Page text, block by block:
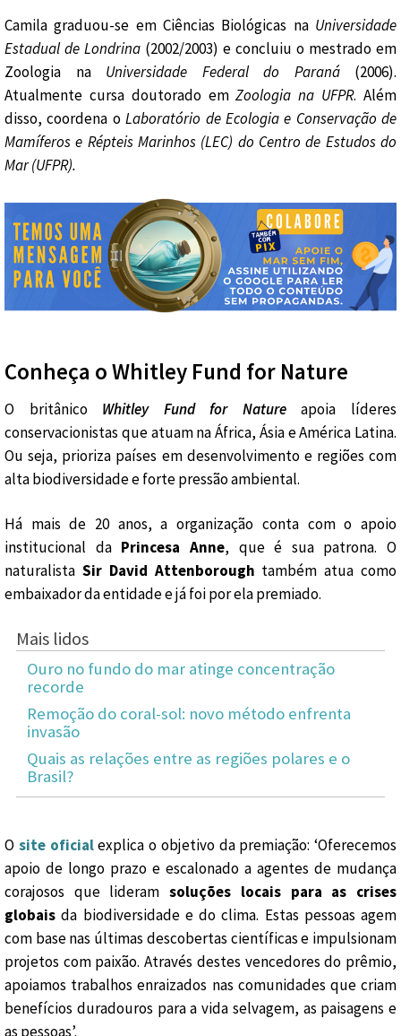
Camila graduou-se em Ciências Biológicas na Universidade
Estadual de Londrina (2002/2003) e concluiu o mestrado em
Zoologia na Universidade Federal do Paraná(2006).
Atualmente cursa doutorado emZoologia na UFPR. Além
disso, coordena oLaboratório de Ecologia e Conservação de
Mamíferos e Répteis Marinhos (LEC) do Centro de Estudos do
Mar (UFPR).
Conheça o Whitley Fund for Nature
O britânico Whitley Fund for Natureapoia líderes
conservacionistas que atuam na África, Ásia e América Latina.
Ou seja, prioriza países em desenvolvimento e regiões com
alta biodiversidade e forte pressão ambiental.
Há mais de 20 anos, a organização conta com o apoio
institucional da Princesa Anne, que é sua patrona. O
naturalista Sir David Attenborough também atua como
embaixador da entidade e já foi por ela premiado.
Mais lidos
Ouro no fundo do mar atinge concentração
recorde
Remoção do coral-sol: novo método enfrenta
invasão
Quais as relações entre as regiões polares e o
Brasil?
O site oficialexplica o objetivo da premiação: ‘Oferecemos
apoio de longo prazo e escalonado a agentes de mudança
corajosos que lideramsoluções locais para as crises
globais da biodiversidade e do clima. Estas pessoas agem
com base nas últimas descobertas científicas e impulsionam
projetos com paixão. Através destes vencedores do prêmio,
apoiamos trabalhos enraizados nas comunidades que criam
benefícios duradouros para a vida selvagem, as paisagens e
as pessoas’.